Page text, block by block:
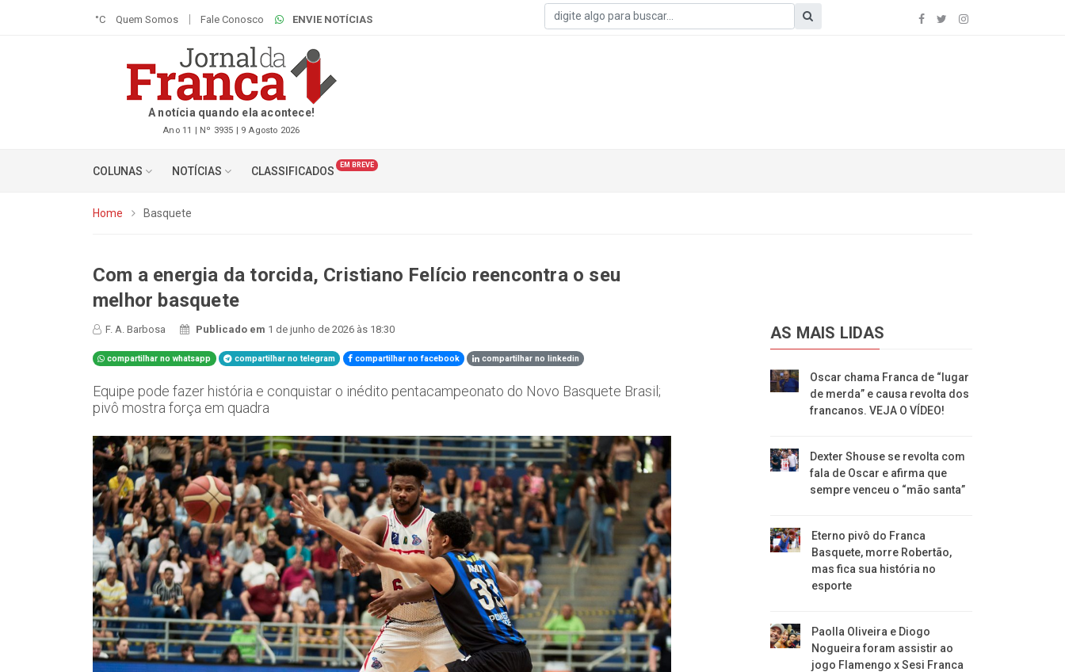
°C Quem Somos Fale Conosco ENVIE NOTÍCIAS
A notícia quando ela acontece!
Ano 11 | Nº 3935 | 9 Agosto 2026
COLUNAS NOTÍCIAS CLASSIFICADOS EM BREVE
Home Basquete
Com a energia da torcida, Cristiano Felício reencontra o seu
melhor basquete
F. A. Barbosa Publicado em 1 de junho de 2026 às 18:30
compartilhar no whatsapp compartilhar no telegram compartilhar no facebook compartilhar no linkedin
Equipe pode fazer história e conquistar o inédito pentacampeonato do Novo Basquete Brasil;
pivô mostra força em quadra
AS MAIS LIDAS
Oscar chama Franca de “lugar
de merda” e causa revolta dos
francanos. VEJA O VÍDEO!
Dexter Shouse se revolta com
fala de Oscar e afirma que
sempre venceu o “mão santa”
Eterno pivô do Franca
Basquete, morre Robertão,
mas fica sua história no
esporte
Paolla Oliveira e Diogo
Nogueira foram assistir ao
jogo Flamengo x Sesi Franca